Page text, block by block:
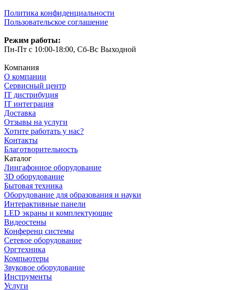
Политика конфиденциальности
Пользовательское соглашение
Режим работы:
Пн-Пт с 10:00-18:00, Сб-Вс Выходной
Компания
О компании
Сервисный центр
IT дистрибуция
IT интеграция
Доставка
Отзывы на услуги
Хотите работать у нас?
Контакты
Благотворительность
Каталог
Лингафонное оборудование
3D оборудование
Бытовая техника
Оборудование для образования и науки
Интерактивные панели
LED экраны и комплектующие
Видеостены
Конференц системы
Сетевое оборудование
Оргтехника
Компьютеры
Звуковое оборудование
Инструменты
Услуги